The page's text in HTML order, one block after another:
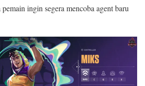
ingin segera mencoba agent baru